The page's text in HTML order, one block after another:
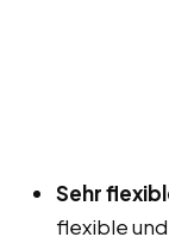
Sehr
flexible